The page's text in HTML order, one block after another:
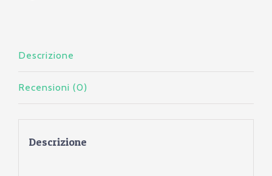
Descrizione
Recensioni (0)
Descrizione